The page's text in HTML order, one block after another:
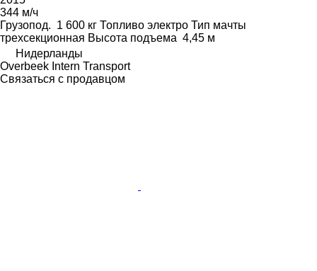
344 м/ч
Грузопод. 1 600 кг Топливо электро Тип мачты
трехсекционная Высота подъема 4,45 м
Нидерланды
Overbeek Intern Transport
Связаться с продавцом